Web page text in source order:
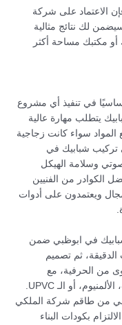
الاعتماد على شركة
لك نتائج مثالية
أو مكتبك مساحة أكثر
في تنفيذ أي مشروع
يتطلب مهارة عالية
سواء كانت زجاجية
تركيب شبابيك في
وسلامة الهيكل
الكوادر من الفنيين
ويعتمدون على أدوات
في ابوظبي ضمن
الدقيقة، ثم تصميم
من الحرفية، مع
من طاقم شركة الملكي
بكودات البناء